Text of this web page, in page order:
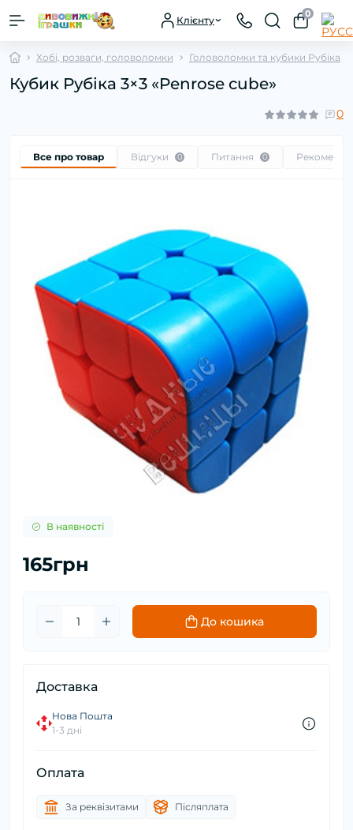
Клієнту
0
Хобі, розваги, головоломки Головоломки та кубики Рубіка
Кубик Рубіка 3×3 «Penrose cube»
0
Все про товар Відгуки 0 Питання 0
В наявності
165грн
До кошика
Доставка
Нова Пошта
1-3 дні
Оплата
За реквізитами Післяплата